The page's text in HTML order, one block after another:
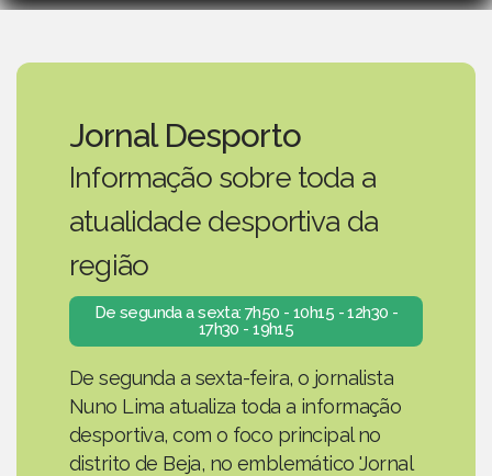
Jornal Desporto
Informação sobre toda a
atualidade desportiva da
região
De segunda a sexta: 7h50 - 10h15 - 12h30 -
17h30 - 19h15
De segunda a sexta-feira, o jornalista
Nuno Lima atualiza toda a informação
desportiva, com o foco principal no
distrito de Beja, no emblemático 'Jornal